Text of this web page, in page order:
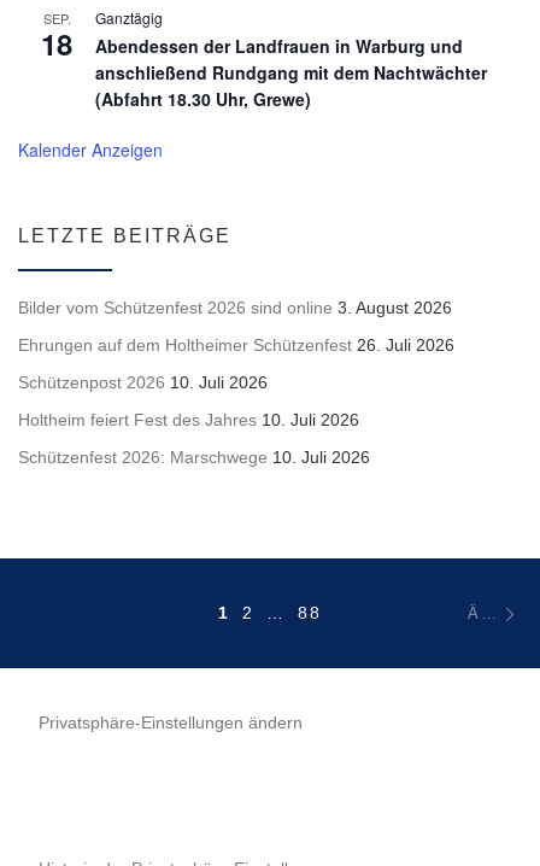
SEP.
18
Ganztägig
Abendessen der Landfrauen in Warburg und
anschließend Rundgang mit dem Nachtwächter
(Abfahrt 18.30 Uhr, Grewe)
Kalender Anzeigen
LETZTE BEITRÄGE
Bilder vom Schützenfest 2026 sind online 3. August 2026
Ehrungen auf dem Holtheimer Schützenfest 26. Juli 2026
Schützenpost 2026 10. Juli 2026
Holtheim feiert Fest des Jahres 10. Juli 2026
Schützenfest 2026: Marschwege 10. Juli 2026
Beitragsnavigation
1 2 88
Privatsphäre-Einstellungen ändern